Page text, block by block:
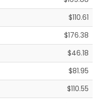
$110.61
$176.38
$46.18
$81.95
$110.55